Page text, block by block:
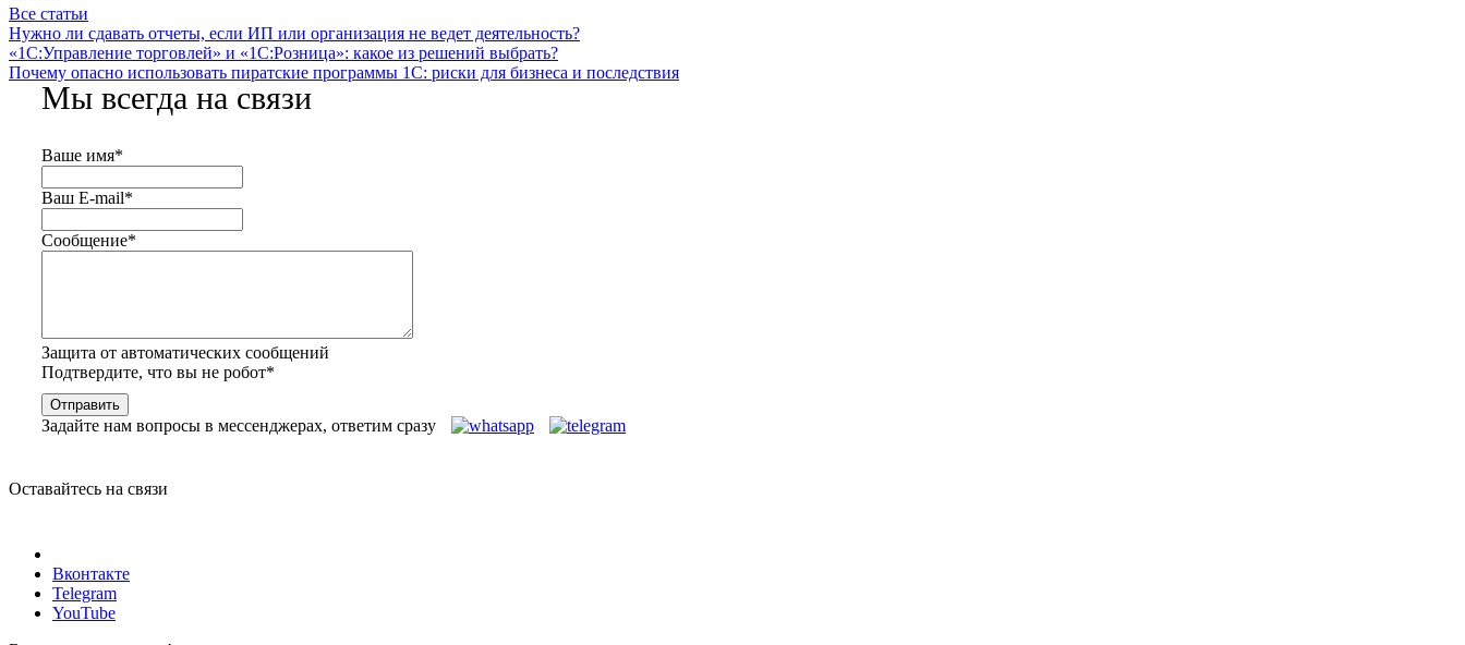
Все статьи
Нужно ли сдавать отчеты, если ИП или организация не ведет деятельность?
«1С:Управление торговлей» и «1С:Розница»: какое из решений выбрать?
Почему опасно использовать пиратские программы 1С: риски для бизнеса и последствия
Мы всегда на связи
Ваше имя*
Ваш E-mail*
Сообщение*
Защита от автоматических сообщений
Подтвердите, что вы не робот*
Задайте нам вопросы в мессенджерах, ответим сразу
Оставайтесь на связи
Вконтакте
Telegram
YouTube